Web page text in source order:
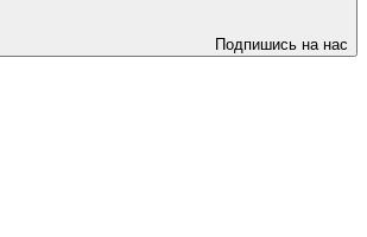
Подпишись на нас